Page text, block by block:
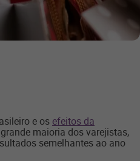
e os efeitos da
maioria dos varejistas,
semelhantes ao ano